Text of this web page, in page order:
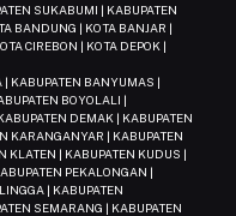
SUKABUMI | KABUPATEN
BANDUNG | KOTA BANJAR |
CIREBON | KOTA DEPOK |
| KABUPATEN BANYUMAS |
BOYOLALI |
DEMAK | KABUPATEN
KARANGANYAR | KABUPATEN
KLATEN | KABUPATEN KUDUS |
PEKALONGAN |
| KABUPATEN
SEMARANG | KABUPATEN